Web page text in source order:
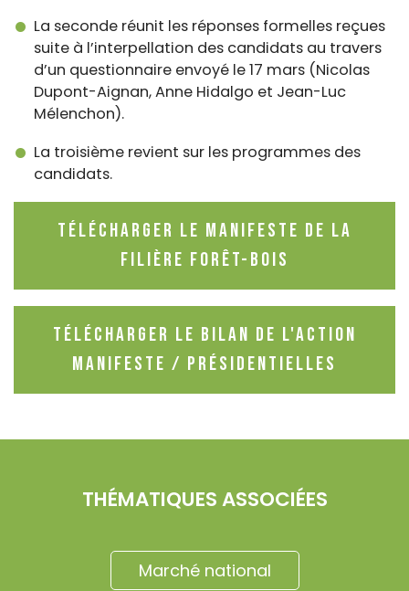
La seconde réunit les réponses formelles reçues
suite à l’interpellation des candidats au travers
d’un questionnaire envoyé le 17 mars (Nicolas
Dupont-Aignan, Anne Hidalgo et Jean-Luc
Mélenchon).
La troisième revient sur les programmes des
candidats.
Télécharger le Manifeste de la
filière Forêt-Bois
Télécharger le bilan de l'action
Manifeste / Présidentielles
THÉMATIQUES ASSOCIÉES
Marché national